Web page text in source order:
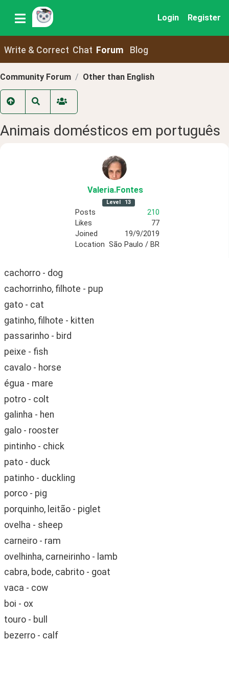
Login Register
Write & Correct Chat Forum Blog
Community Forum Other than English
Animais domésticos em português
Valeria.Fontes
Level 13
Posts
210
Likes
77
Joined
19/9/2019
Location São Paulo / BR
cachorro - dog
cachorrinho, filhote - pup
gato - cat
gatinho, filhote - kitten
passarinho - bird
peixe - fish
cavalo - horse
égua - mare
potro - colt
galinha - hen
galo - rooster
pintinho - chick
pato - duck
patinho - duckling
porco - pig
porquinho, leitão - piglet
ovelha - sheep
carneiro - ram
ovelhinha, carneirinho - lamb
cabra, bode, cabrito - goat
vaca - cow
boi - ox
touro - bull
bezerro - calf